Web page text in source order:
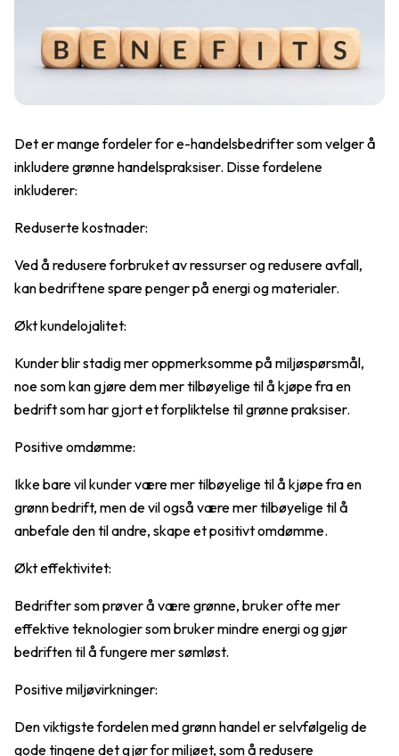
Det er mange fordeler for e-handelsbedrifter som velger å
inkludere grønne handelspraksiser. Disse fordelene
inkluderer:
Reduserte kostnader:
Ved å redusere forbruket av ressurser og redusere avfall,
kan bedriftene spare penger på energi og materialer.
Økt kundelojalitet:
Kunder blir stadig mer oppmerksomme på miljøspørsmål,
noe som kan gjøre dem mer tilbøyelige til å kjøpe fra en
bedrift som har gjort et forpliktelse til grønne praksiser.
Positive omdømme:
Ikke bare vil kunder være mer tilbøyelige til å kjøpe fra en
grønn bedrift, men de vil også være mer tilbøyelige til å
anbefale den til andre, skape et positivt omdømme.
Økt effektivitet:
Bedrifter som prøver å være grønne, bruker ofte mer
effektive teknologier som bruker mindre energi og gjør
bedriften til å fungere mer sømløst.
Positive miljøvirkninger:
Den viktigste fordelen med grønn handel er selvfølgelig de
gode tingene det gjør for miljøet, som å redusere